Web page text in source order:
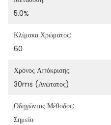
5.0%
Κλίμακα Χρώματος:
60
Χρόνος Απόκρισης:
30ms (ανώτατος)
Οδηγώντας Μέθοδος:
Σημείο